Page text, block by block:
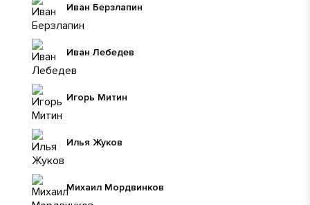
Иван Берзлапин
Иван Лебедев
Игорь Митин
Илья Жуков
Михаил Мордвинков